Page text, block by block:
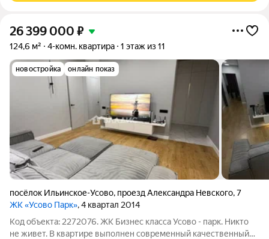
26 399 000 ₽
124,6 м² 4-комн. квартира 1 этаж из 11
новостройка онлайн показ
посёлок Ильинское-Усово, проезд Александра Невского,7
ЖК «Усово Парк», 4 квартал 2014
Код объекта: 2272076. ЖК Бизнес клаcсa Усoвo - пapк. Никто
не живет. В квартире выполнен современный качественный